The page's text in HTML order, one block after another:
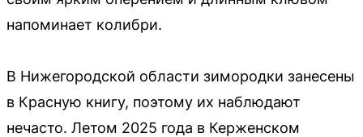
напоминает колибри.
В Нижегородской области зимородки занесены
в Красную книгу, поэтому их наблюдают
нечасто. Летом 2025 года в Керженском